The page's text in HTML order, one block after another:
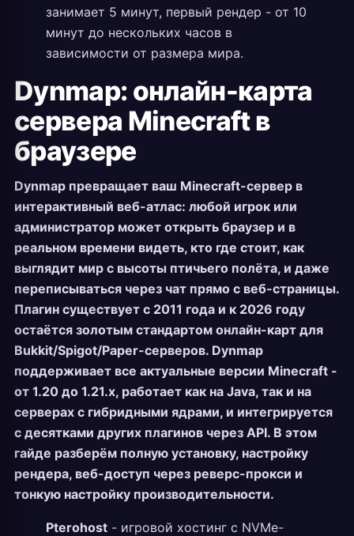
занимает 5 минут, первый рендер - от 10
минут до нескольких часов в
зависимости от размера мира.
Dynmap: онлайн-карта
сервера Minecraft в
браузере
Dynmap превращает ваш Minecraft-сервер в
интерактивный веб-атлас: любой игрок или
администратор может открыть браузер и в
реальном времени видеть, кто где стоит, как
выглядит мир с высоты птичьего полёта, и даже
переписываться через чат прямо с веб-страницы.
Плагин существует с 2011 года и к 2026 году
остаётся золотым стандартом онлайн-карт для
Bukkit/Spigot/Paper-серверов. Dynmap
поддерживает все актуальные версии Minecraft -
от 1.20 до 1.21.x, работает как на Java, так и на
серверах с гибридными ядрами, и интегрируется
с десятками других плагинов через API. В этом
гайде разберём полную установку, настройку
рендера, веб-доступ через реверс-прокси и
тонкую настройку производительности.
Pterohost - игровой хостинг с NVMe-